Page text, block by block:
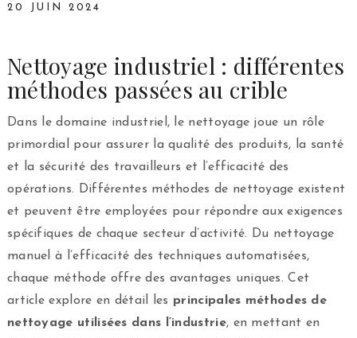
20 JUIN 2024
Nettoyage industriel : différentes
méthodes passées au crible
Dans le domaine industriel, le nettoyage joue un rôle
primordial pour assurer la qualité des produits, la santé
et la sécurité des travailleurs et l’efficacité des
opérations. Différentes méthodes de nettoyage existent
et peuvent être employées pour répondre aux exigences
spécifiques de chaque secteur d’activité. Du nettoyage
manuel à l’efficacité des techniques automatisées,
chaque méthode offre des avantages uniques. Cet
article explore en détail les principales méthodes de
nettoyage utilisées dans l’industrie, en mettant en